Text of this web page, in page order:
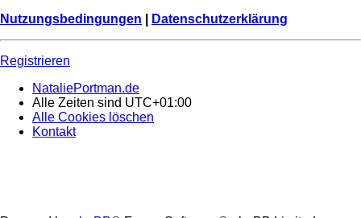
Nutzungsbedingungen
Datenschutzerklärung
Registrieren
NataliePortman.de
Alle Zeiten sind UTC+01:00
Alle Cookies löschen
Kontakt